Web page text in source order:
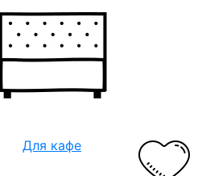
Для кафе